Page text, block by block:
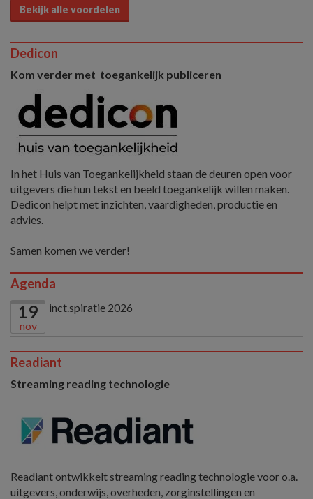
Bekijk alle voordelen
Dedicon
Kom verder met toegankelijk publiceren
In het Huis van Toegankelijkheid staan de deuren open voor
uitgevers die hun tekst en beeld toegankelijk willen maken.
Dedicon helpt met inzichten, vaardigheden, productie en
advies.
Samen komen we verder!
Agenda
19
nov
inct.spiratie 2026
Readiant
Streaming reading technologie
Readiant ontwikkelt streaming reading technologie voor o.a.
uitgevers, onderwijs, overheden, zorginstellingen en